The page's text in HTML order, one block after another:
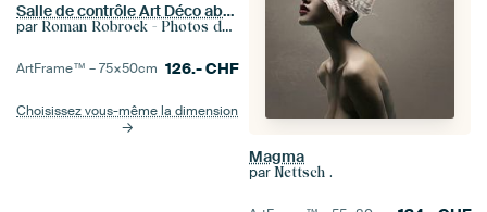
Salle de contrôle Art Déco abandonnée.
par Roman Robroek - Photos de bâtiments abandonnés
ArtFrame™ –75×50cm 126.-CHF
Choisissez vous-même la dimension
Magma
par Nettsch .